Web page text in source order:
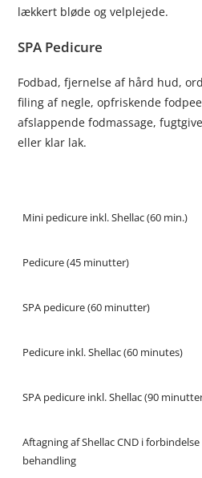
lækkert bløde og velplejede.
SPA Pedicure
Fodbad, fjernelse af hård hud,
filing af negle, opfriskende
afslappende fodmassage,
eller klar lak.
Mini pedicure inkl. Shellac (60 min.)
Pedicure (45 minutter)
SPA pedicure (60 minutter)
Pedicure inkl. Shellac (60 minutes)
SPA pedicure inkl. Shellac (90
Aftagning af Shellac CND i
behandling